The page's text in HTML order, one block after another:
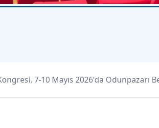
7-10 Mayıs 2026'da